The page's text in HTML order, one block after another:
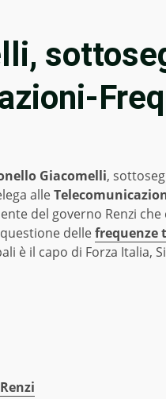
Giacomelli,
alle
del governo Renzi
dellefrequenze
è il capo di Forza Italia,